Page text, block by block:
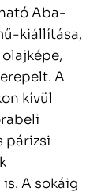
Aba-
kiállítása,
A
kívül
párizsi
A sokáig